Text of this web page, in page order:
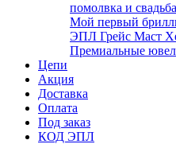
помолвка и свадьба
Мой первый
ЭПЛ Грейс Маст
Премиальные
Цепи
Акция
Доставка
Оплата
Под заказ
КОД ЭПЛ